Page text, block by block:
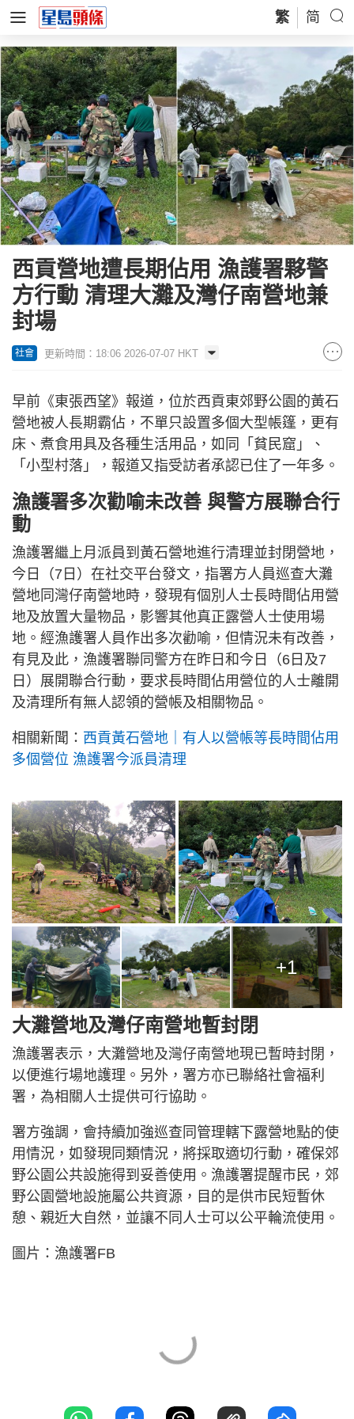
繁 简
西貢營地遭長期佔用 漁護署夥警
方行動 清理大灘及灣仔南營地兼
封場
社會 更新時間：18:06 2026-07-07 HKT
早前《東張西望》報道，位於西貢東郊野公園的黃石
營地被人長期霸佔，不單只設置多個大型帳篷，更有
床、煮食用具及各種生活用品，如同「貧民窟」、
「小型村落」，報道又指受訪者承認已住了一年多。
漁護署多次勸喻未改善 與警方展聯合行
動
漁護署繼上月派員到黃石營地進行清理並封閉營地，
今日（7日）在社交平台發文，指署方人員巡查大灘
營地同灣仔南營地時，發現有個別人士長時間佔用營
地及放置大量物品，影響其他真正露營人士使用場
地。經漁護署人員作出多次勸喻，但情況未有改善，
有見及此，漁護署聯同警方在昨日和今日（6日及7
日）展開聯合行動，要求長時間佔用營位的人士離開
及清理所有無人認領的營帳及相關物品。
相關新聞： 西貢黃石營地｜有人以營帳等長時間佔用
多個營位 漁護署今派員清理
+1
大灘營地及灣仔南營地暫封閉
漁護署表示，大灘營地及灣仔南營地現已暫時封閉，
以便進行場地護理。另外，署方亦已聯絡社會福利
署，為相關人士提供可行協助。
署方強調，會持續加強巡查同管理轄下露營地點的使
用情況，如發現同類情況，將採取適切行動，確保郊
野公園公共設施得到妥善使用。漁護署提醒市民，郊
野公園營地設施屬公共資源，目的是供市民短暫休
憩、親近大自然，並讓不同人士可以公平輪流使用。
圖片：漁護署FB